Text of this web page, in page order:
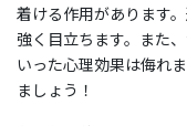
着ける作用があります
強く目立ちます。また
いった心理効果は侮れ
ましょう！